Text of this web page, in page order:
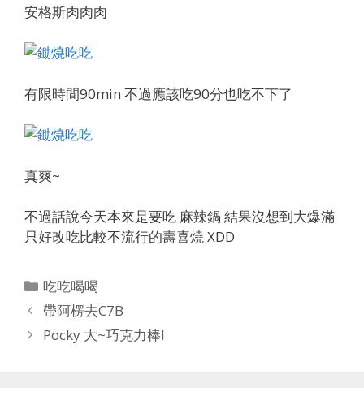
安格斯肉肉肉
有限時間90min 不過應該吃90分也吃不下了
真爽~
不過話說今天本來是要吃 麻辣鍋 結果沒想到大爆滿
只好改吃比較不流行的壽喜燒 XDD
Categories
吃吃喝喝
帶阿楞去C7B
Pocky 大~巧克力棒!